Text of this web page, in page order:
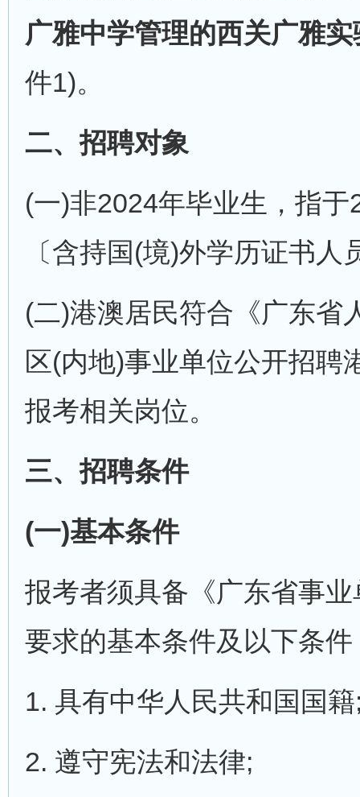
广雅中学管理的西关广雅
件1)。
二、招聘对象
(一)非2024年毕业生，指
〔含持国(境)外学历证书人
(二)港澳居民符合《广东省
区(内地)事业单位公开招聘
报考相关岗位。
三、招聘条件
(一)基本条件
报考者须具备《广东省事
要求的基本条件及以下条件
1. 具有中华人民共和国国
2. 遵守宪法和法律;